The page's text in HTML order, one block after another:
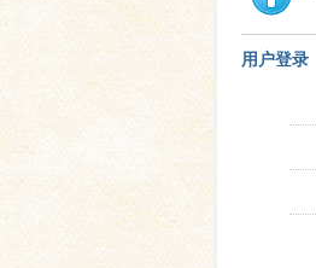
用户登录